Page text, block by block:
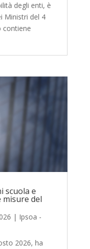
degli enti, è
Ministri del 4
contiene
scuola e
misure del
| Ipsoa -
2026, ha